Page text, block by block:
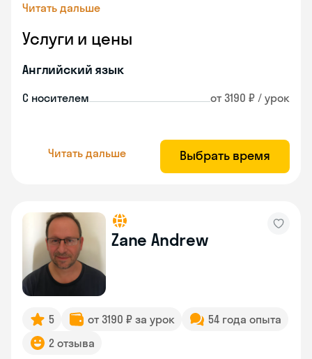
Читать дальше
Услуги и цены
Английский язык
С носителем от 3190 ₽ / урок
Читать дальше Выбрать время
Zane Andrew
5 от 3190 ₽ за урок
54 года опыта
2 отзыва